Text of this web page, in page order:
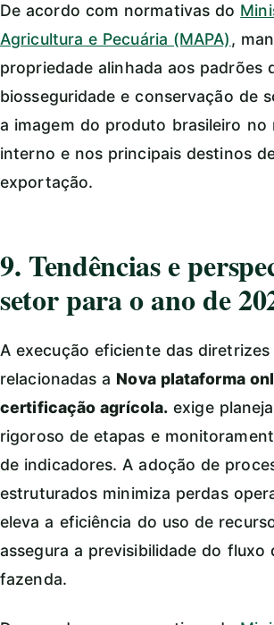
De acordo com normativas do
Agricultura e Pecuária (MAPA),
propriedade alinhada aos padrões
biosseguridade e conservação de
a imagem do produto brasileiro no
interno e nos principais destinos
exportação.
9. Tendências e
setor para o ano de
A execução eficiente das diretrizes
relacionadas a Nova plataforma
certificação agrícola. exige
rigoroso de etapas e
de indicadores. A adoção de
estruturados minimiza perdas
eleva a eficiência do uso de
assegura a previsibilidade do fluxo
fazenda.